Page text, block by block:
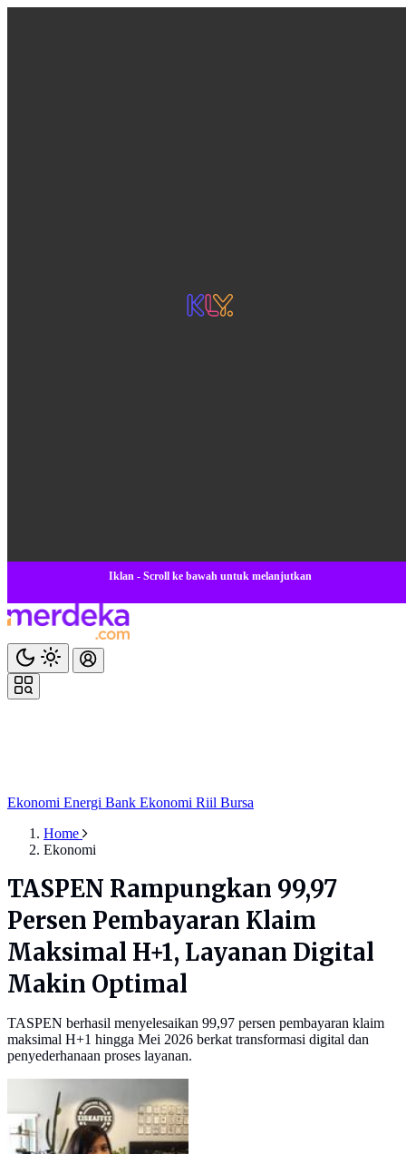
Iklan - Scroll ke bawah untuk melanjutkan
Ekonomi Energi Bank Ekonomi Riil Bursa
Home
Ekonomi
TASPEN Rampungkan 99,97
Persen Pembayaran Klaim
Maksimal H+1, Layanan Digital
Makin Optimal
TASPEN berhasil menyelesaikan 99,97 persen pembayaran klaim
maksimal H+1 hingga Mei 2026 berkat transformasi digital dan
penyederhanaan proses layanan.